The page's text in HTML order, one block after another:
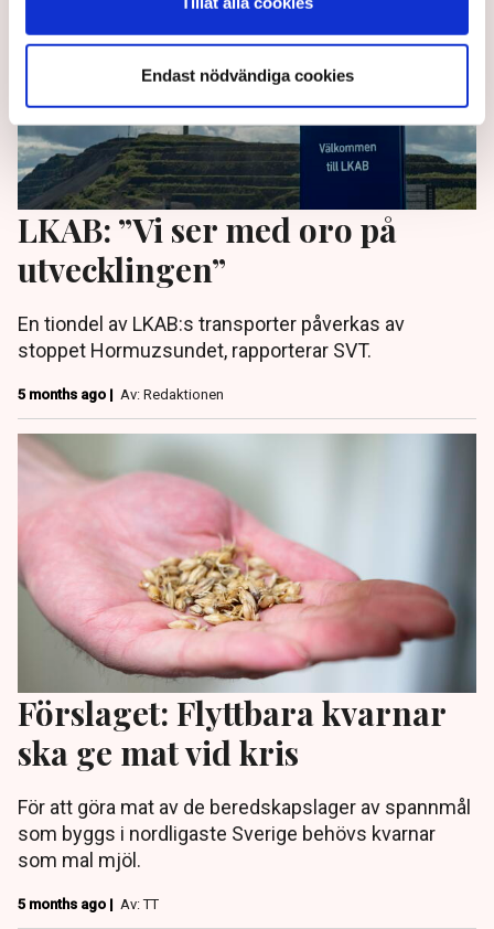
Endast nödvändiga cookies
LKAB: ”Vi ser med oro på
utvecklingen”
En tiondel av LKAB:s transporter påverkas av
stoppet Hormuzsundet, rapporterar SVT.
5 months ago | Av: Redaktionen
Förslaget: Flyttbara kvarnar
ska ge mat vid kris
För att göra mat av de beredskapslager av spannmål
som byggs i nordligaste Sverige behövs kvarnar
som mal mjöl.
5 months ago | Av: TT